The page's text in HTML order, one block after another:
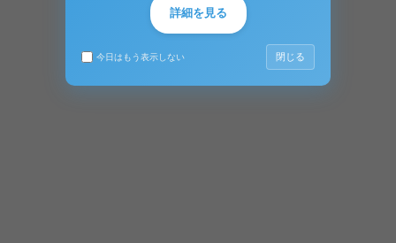
詳細を見る
今日はもう表示しない 閉じる